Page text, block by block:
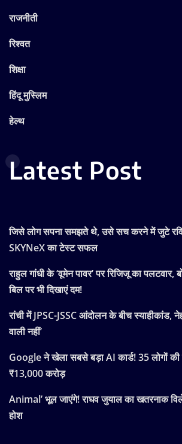
राजनीती
रिश्वत
शिक्षा
हिंदू मुस्लिम
हेल्थ
Latest Post
जिसे लोग सपना समझते थे, उसे सच करने में जुटे
SKYNeX का टेस्ट सफल
राहुल गांधी के ‘वूमेन पावर’ पर रिजिजू का
बिल पर भी दिखाएं दम!
रांची में JPSC-JSSC आंदोलन के बीच स्याहीकांड,
वाली नहीं’
Google ने खेला सबसे बड़ा AI कार्ड! 35 लोगों
₹13,000 करोड़
Animal’ भूल जाएंगे! राघव जुयाल का खतरनाक
होश